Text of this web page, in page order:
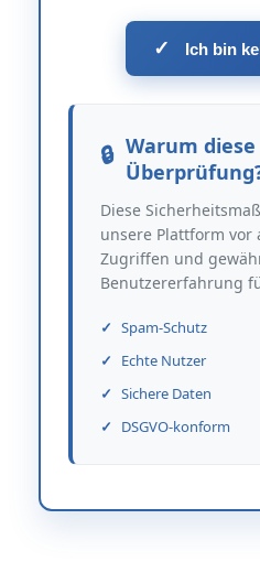
✓ Ich bin
Warum diese
Diese
unsere Plattform vor
Zugriffen und
Benutzererfahrung
Spam-Schutz
Echte Nutzer
Sichere Daten
DSGVO-konform